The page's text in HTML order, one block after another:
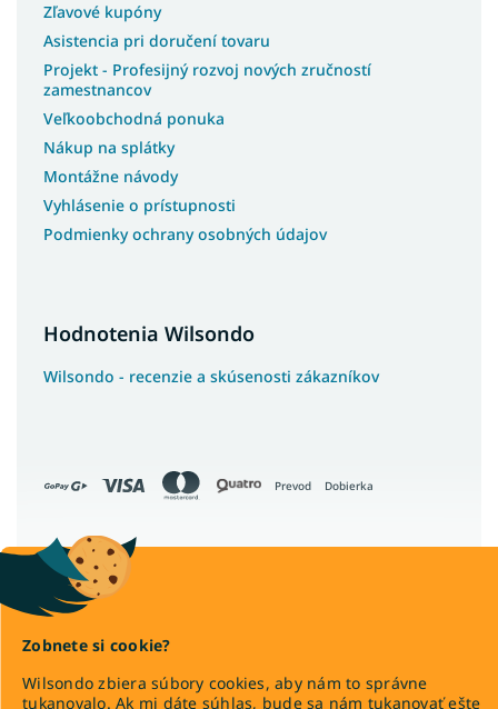
Zobnete si cookie?
Wilsondo zbiera súbory cookies, aby nám to správne
tukanovalo. Ak mi dáte súhlas, bude sa nám tukanovať ešte
Zľavové kupóny
Asistencia pri doručení tovaru
Projekt - Profesijný rozvoj nových zručností
zamestnancov
Veľkoobchodná ponuka
Nákup na splátky
Montážne návody
Vyhlásenie o prístupnosti
Podmienky ochrany osobných údajov
Hodnotenia Wilsondo
Wilsondo - recenzie a skúsenosti zákazníkov
Prevod Dobierka
Copyright 2026
Wilsondo.sk
. Všetky práva vyhradené.